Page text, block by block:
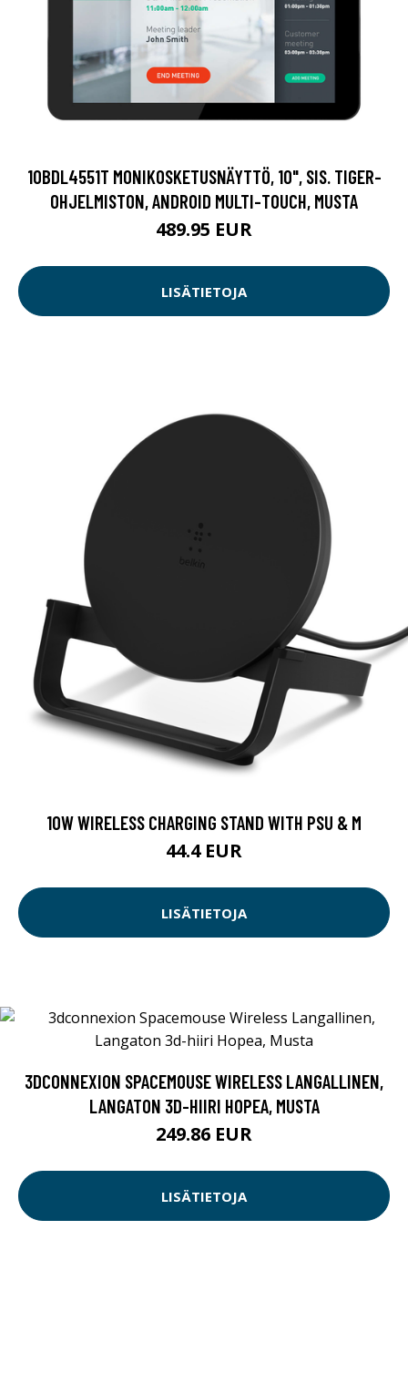
10BDL4551T MONIKOSKETUSNÄYTTÖ, 10", SIS. TIGER-
OHJELMISTON, ANDROID MULTI-TOUCH, MUSTA
489.95 EUR
LISÄTIETOJA
10W WIRELESS CHARGING STAND WITH PSU & M
44.4 EUR
LISÄTIETOJA
3DCONNEXION SPACEMOUSE WIRELESS LANGALLINEN,
LANGATON 3D-HIIRI HOPEA, MUSTA
249.86 EUR
LISÄTIETOJA